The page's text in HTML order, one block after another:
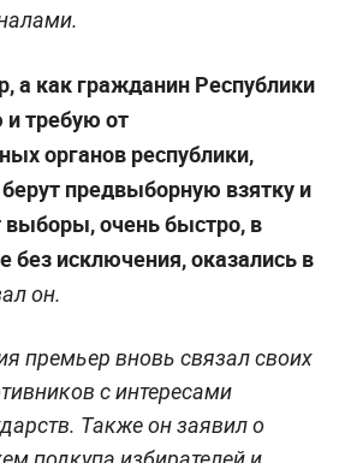
а как гражданин Республики
требую от
органов республики,
предвыборную взятку и
очень быстро, в
без исключения, оказались в
он.
премьер вновь связал своих
с интересами
Также он заявил о